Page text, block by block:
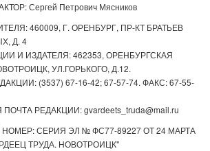
Сергей Петрович Мясников
460009, Г. ОРЕНБУРГ, ПР-КТ БРАТЬЕВ
Д. 4
И ИЗДАТЕЛЯ: 462353, ОРЕНБУРГСКАЯ
УЛ.ГОРЬКОГО, Д.12.
(3537) 67-16-42; 67-57-74. ФАКС: 67-55-
РЕДАКЦИИ: gvardeets_truda@mail.ru
СЕРИЯ ЭЛ № ФС77-89227 ОТ 24 МАРТА
ТРУДА. НОВОТРОИЦК"